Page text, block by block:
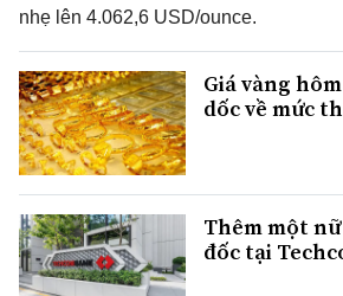
nhẹ lên 4.062,6 USD/ounce.
Giá vàng
dốc về mức
Thêm một
đốc tại